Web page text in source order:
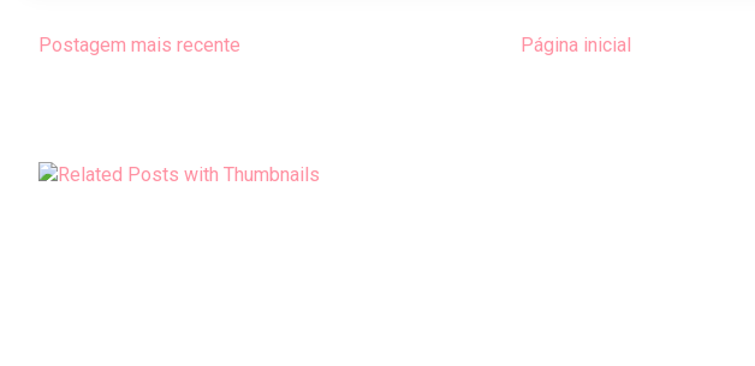
Postagem mais recente Página inicial